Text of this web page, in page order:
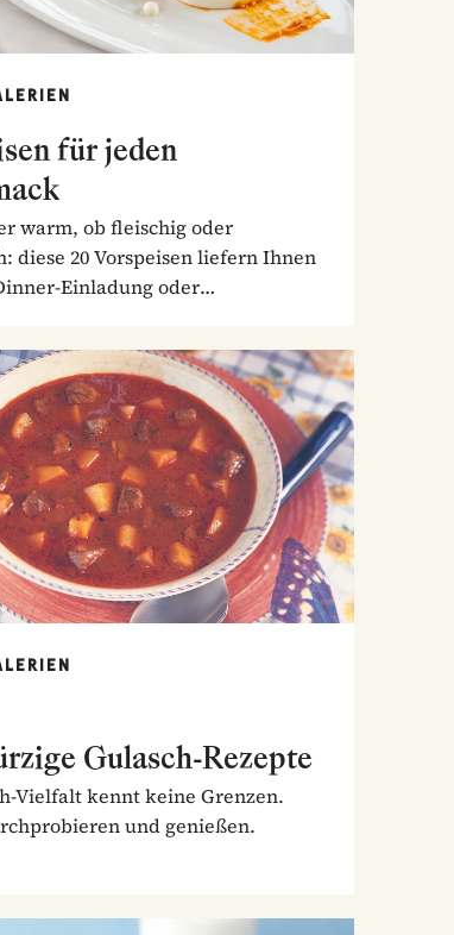
für jeden
warm, ob fleischig oder
diese 20 Vorspeisen liefern Ihnen
Einladung oder
Gulasch-Rezepte
Vielfalt kennt keine Grenzen.
und genießen.